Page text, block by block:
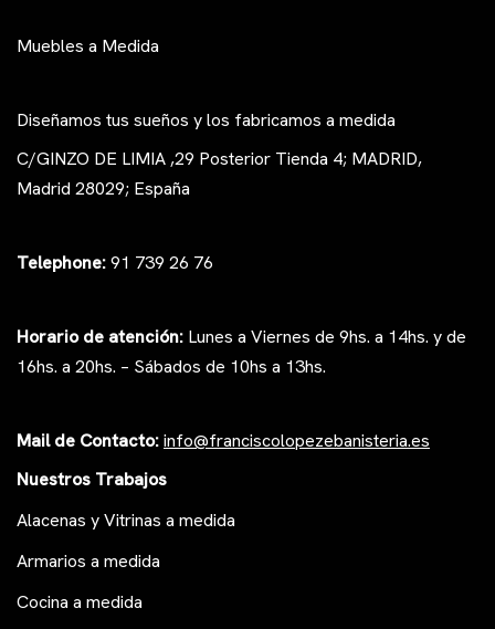
Muebles a Medida
Diseñamos tus sueños y los fabricamos a medida
C/GINZO DE LIMIA ,29 Posterior Tienda 4; MADRID,
Madrid 28029; España
Telephone:91 739 26 76
Horario de atención: Lunes a Viernes de 9hs. a 14hs. y de
16hs. a 20hs. – Sábados de 10hs a 13hs.
Mail de Contacto:info@franciscolopezebanisteria.es
Nuestros Trabajos
Alacenas y Vitrinas a medida
Armarios a medida
Cocina a medida